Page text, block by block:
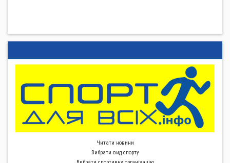
Читати новини
Вибрати вид спорту